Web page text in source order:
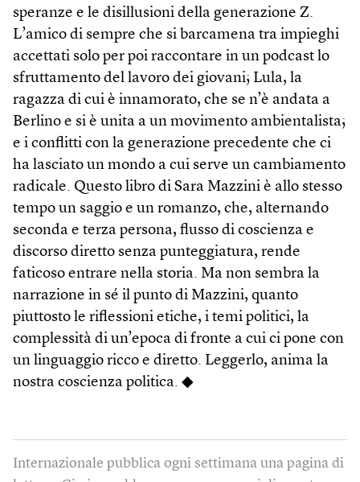
speranze e le disillusioni della generazione Z.
L’amico di sempre che si barcamena tra impieghi
accettati solo per poi raccontare in un podcast lo
sfruttamento del lavoro dei giovani; Lula, la
ragazza di cui è innamorato, che se n’è andata a
Berlino e si è unita a un movimento ambientalista;
e i conflitti con la generazione precedente che ci
ha lasciato un mondo a cui serve un cambiamento
radicale. Questo libro di Sara Mazzini è allo stesso
tempo un saggio e un romanzo, che, alternando
seconda e terza persona, flusso di coscienza e
discorso diretto senza punteggiatura, rende
faticoso entrare nella storia. Ma non sembra la
narrazione in sé il punto di Mazzini, quanto
piuttosto le riflessioni etiche, i temi politici, la
complessità di un’epoca di fronte a cui ci pone con
un linguaggio ricco e diretto. Leggerlo, anima la
nostra coscienza politica. ◆
Internazionale pubblica ogni settimana una pagina di